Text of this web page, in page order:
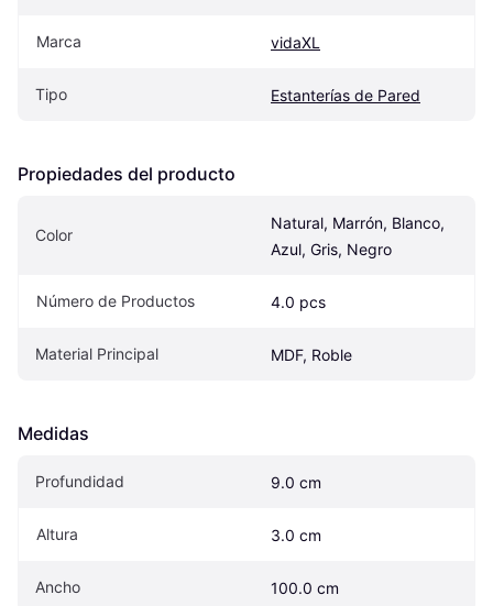
Marca vidaXL
Tipo Estanterías de Pared
Propiedades del producto
Color
Natural, Marrón, Blanco,
Azul, Gris, Negro
Número de Productos 4.0 pcs
Material Principal MDF, Roble
Medidas
Profundidad 9.0 cm
Altura 3.0 cm
Ancho 100.0 cm